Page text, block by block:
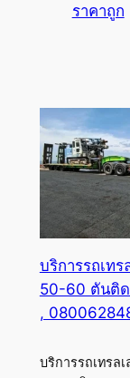
ราคาถูก
บริการรถเท
50-60 ตันติ
,
บริการรถเทรล